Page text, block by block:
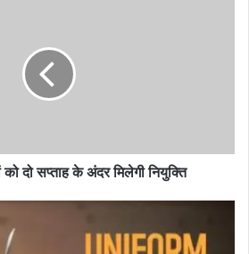
को दो सप्ताह के अंदर मिलेगी नियुक्ति